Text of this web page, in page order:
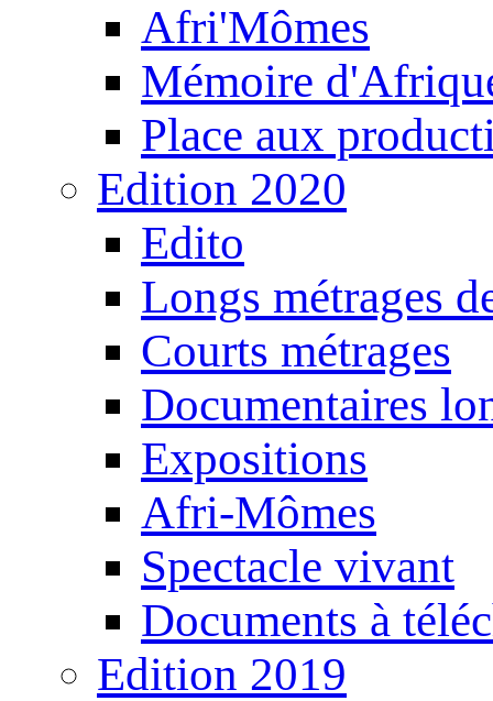
Afri'Mômes
Mémoire
Place aux
Edition 2020
Edito
Longs métrages
Courts métrages
Documentaires
Expositions
Afri-Mômes
Spectacle vivant
Documents à
Edition 2019